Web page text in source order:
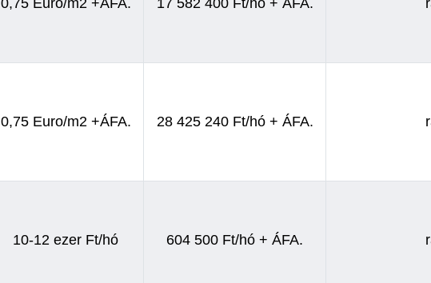
0,75 Euro/m2 +ÁFA. 17 582 400 Ft/hó + ÁFA.
0,75 Euro/m2 +ÁFA. 28 425 240 Ft/hó + ÁFA.
10-12 ezer Ft/hó 604 500 Ft/hó + ÁFA.